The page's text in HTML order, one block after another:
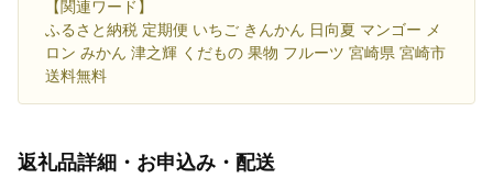
【関連ワード】
ふるさと納税 定期便 いちご きんかん 日向夏 マンゴー メ
ロン みかん 津之輝 くだもの 果物 フルーツ 宮崎県 宮崎市
送料無料
返礼品詳細・お申込み・配送